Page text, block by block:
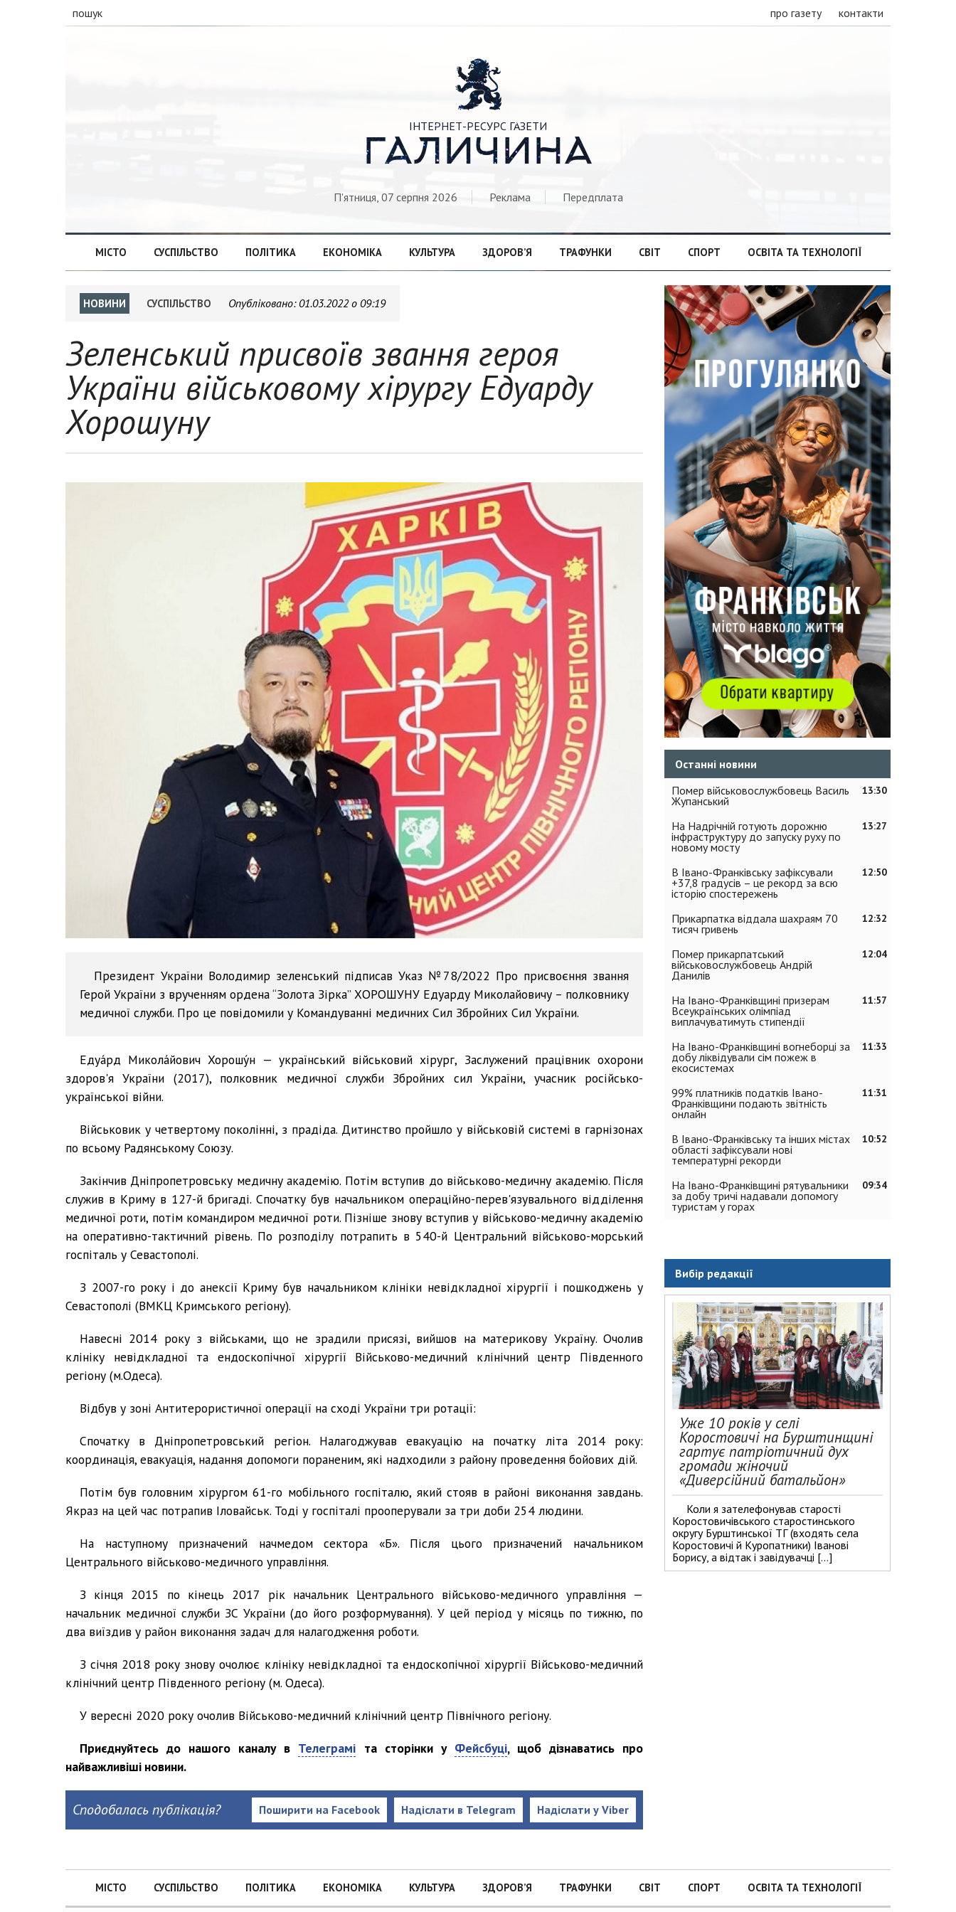
пошук про газету контакти

ІНТЕРНЕТ-РЕСУРС ГАЗЕТИ
ГАЛИЧИНА
П'ятниця, 07 серпня 2026 Реклама Передплата
МІСТО СУСПІЛЬСТВО ПОЛІТИКА ЕКОНОМІКА КУЛЬТУРА ЗДОРОВ’Я ТРАФУНКИ СВІТ СПОРТ ОСВІТА ТА ТЕХНОЛОГІЇ
НОВИНИ СУСПІЛЬСТВО Опубліковано: 01.03.2022 о 09:19
Зеленський присвоїв звання героя
України військовому хірургу Едуарду
Хорошуну
Президент України Володимир зеленський підписав Указ №78/2022 Про присвоєння звання
Герой України з врученням ордена “Золота Зірка” ХОРОШУНУ Едуарду Миколайовичу – полковнику
медичної служби. Про це повідомили у Командуванні медичних Сил Збройних Сил України.
Едуа́рд Микола́йович Хорошу́н — український військовий хірург, Заслужений працівник охорони
здоров'я України (2017), полковник медичної служби Збройних сил України, учасник російсько-
української війни.
Військовик у четвертому поколінні, з прадіда. Дитинство пройшло у військовій системі в гарнізонах
по всьому Радянському Союзу.
Закінчив Дніпропетровську медичну академію. Потім вступив до військово-медичну академію. Після
служив в Криму в 127-й бригаді. Спочатку був начальником операційно-перев'язувального відділення
медичної роти, потім командиром медичної роти. Пізніше знову вступив у військово-медичну академію
на оперативно-тактичний рівень. По розподілу потрапить в 540-й Центральний військово-морський
госпіталь у Севастополі.
З 2007-го року і до анексії Криму був начальником клініки невідкладної хірургії і пошкоджень у
Севастополі (ВМКЦ Кримського регіону).
Навесні 2014 року з військами, що не зрадили присязі, вийшов на материкову Україну. Очолив
клініку невідкладної та ендоскопічної хірургії Військово-медичний клінічний центр Південного
регіону (м.Одеса).
Відбув у зоні Антитерористичної операції на сході України три ротації:
Спочатку в Дніпропетровський регіон. Налагоджував евакуацію на початку літа 2014 року:
координація, евакуація, надання допомоги пораненим, які надходили з району проведення бойових дій.
Потім був головним хірургом 61-го мобільного госпіталю, який стояв в районі виконання завдань.
Якраз на цей час потрапив Іловайськ. Тоді у госпіталі прооперували за три доби 254 людини.
На наступному призначений начмедом сектора «Б». Після цього призначений начальником
Центрального військово-медичного управління.
З кінця 2015 по кінець 2017 рік начальник Центрального військово-медичного управління —
начальник медичної служби ЗС України (до його розформування). У цей період у місяць по тижню, по
два виїздив у район виконання задач для налагодження роботи.
З січня 2018 року знову очолює клініку невідкладної та ендоскопічної хірургії Військово-медичний
клінічний центр Південного регіону (м. Одеса).
У вересні 2020 року очолив Військово-медичний клінічний центр Північного регіону.
Приєднуйтесь до нашого каналу в Телеграмі та сторінки у Фейсбуці, щоб дізнаватись про
найважливіші новини.
Сподобалась публікація? Надіслати у Viber
Надіслати в Telegram
Поширити на Facebook
Останні новини
13:30
Помер військовослужбовець Василь
Жупанський
13:27
На Надрічній готують дорожню
інфраструктуру до запуску руху по
новому мосту
12:50
В Івано-Франківську зафіксували
+37,8 градусів – це рекорд за всю
історію спостережень
12:32
Прикарпатка віддала шахраям 70
тисяч гривень
12:04
Помер прикарпатський
військовослужбовець Андрій
Данилів
11:57
На Івано-Франківщині призерам
Всеукраїнських олімпіад
виплачуватимуть стипендії
11:33
На Івано-Франківщині вогнеборці за
добу ліквідували сім пожеж в
екосистемах
11:31
99% платників податків Івано-
Франківщини подають звітність
онлайн
10:52
В Івано-Франківську та інших містах
області зафіксували нові
температурні рекорди
09:34
На Івано-Франківщині рятувальники
за добу тричі надавали допомогу
туристам у горах
Вибір редакції
Уже 10 років у селі
Коростовичі на Бурштинщині
гартує патріотичний дух
громади жіночий
«Диверсійний батальйон»
Коли я зателефонував старості
Коростовичівського старостинського
округу Бурштинської ТГ (входять села
Коростовичі й Куропатники) Іванові
Борису, а відтак і завідувачці […]
МІСТО СУСПІЛЬСТВО ПОЛІТИКА ЕКОНОМІКА КУЛЬТУРА ЗДОРОВ’Я ТРАФУНКИ СВІТ СПОРТ ОСВІТА ТА ТЕХНОЛОГІЇ